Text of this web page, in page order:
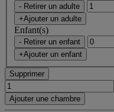
- Retirer un adulte
+Ajouter un adulte
Enfant(s)
- Retirer un enfant
+Ajouter un enfant
Supprimer
Ajouter une chambre